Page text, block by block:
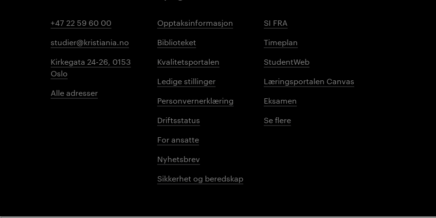
+47 22 59 60 00
studier@kristiania.no
Kirkegata 24-26, 0153
Oslo
Alle adresser
Opptaksinformasjon
Biblioteket
Kvalitetsportalen
Ledige stillinger
Personvernerklæring
Driftsstatus
For ansatte
Nyhetsbrev
Sikkerhet og beredskap
SI FRA
Timeplan
StudentWeb
Læringsportalen Canvas
Eksamen
Se flere